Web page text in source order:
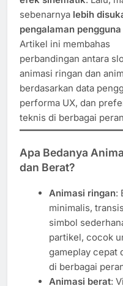
sebenarnya lebih
pengalaman
Artikel ini membahas
perbandingan antara
animasi ringan dan
berdasarkan data
performa UX, dan
teknis di berbagai
Apa Bedanya
dan Berat?
Animasi ringan:
minimalis,
simbol
partikel, cocok
gameplay cepat
di berbagai
Animasi berat: